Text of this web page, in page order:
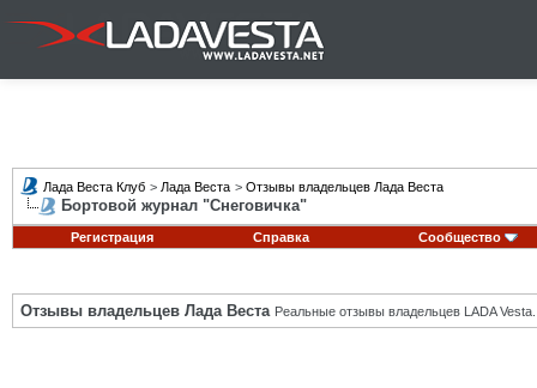
Лада Веста Клуб > Лада Веста > Отзывы владельцев Лада Веста
Бортовой журнал "Снеговичка"
Регистрация Справка Сообщество
Отзывы владельцев Лада Веста Реальные отзывы владельцев LADA Vesta.